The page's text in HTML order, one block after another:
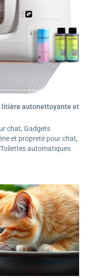
litière autonettoyante et
chat, Gadgets
et propreté pour chat,
Toilettes automatiques